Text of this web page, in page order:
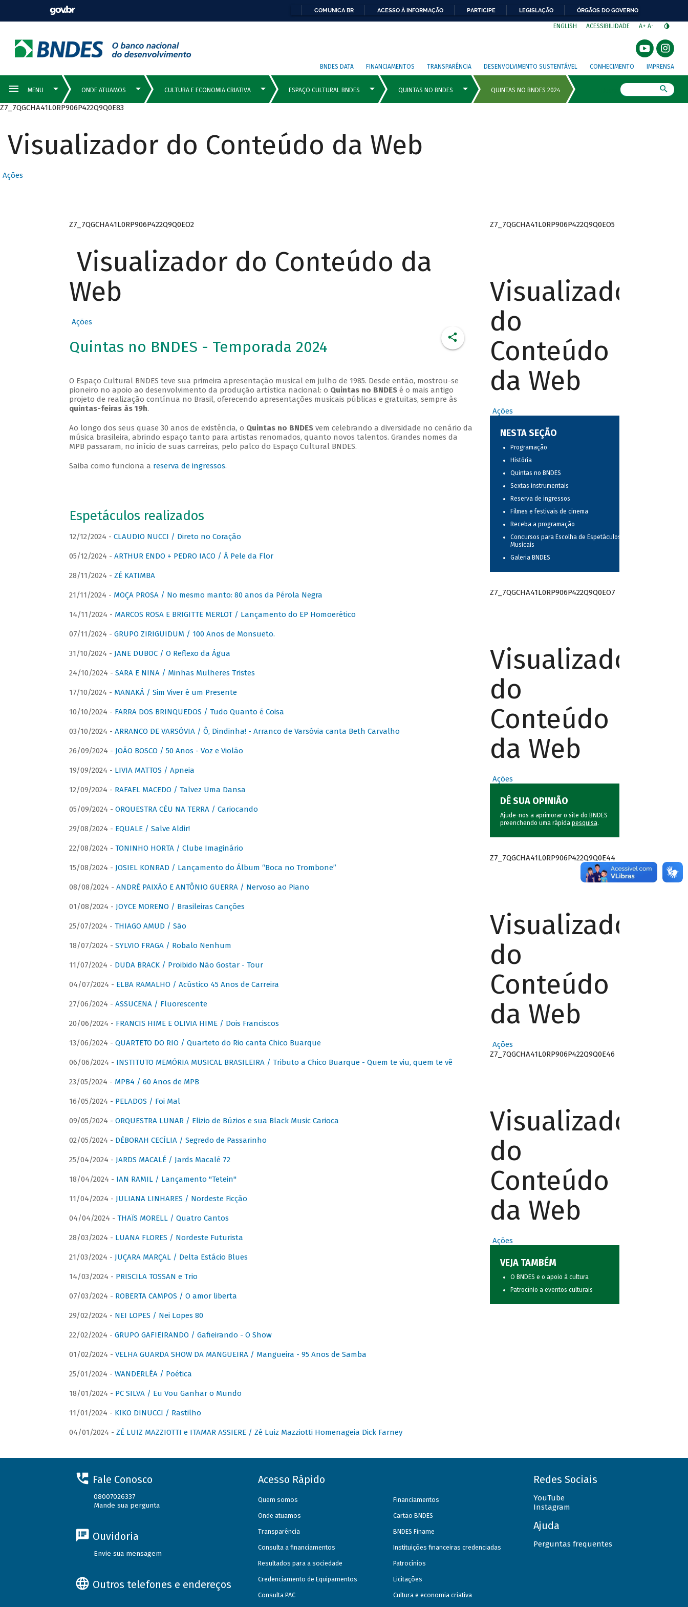
COMUNICA BR ACESSO À INFORMAÇÃO PARTICIPE LEGISLAÇÃO ÓRGÃOS DO GOVERNO
ENGLISH ACESSIBILIDADE A+ A-
BNDES DATA FINANCIAMENTOS TRANSPARÊNCIA DESENVOLVIMENTO SUSTENTÁVEL CONHECIMENTO IMPRENSA
Z7_7QGCHA41L0RP906P422Q9Q0E83
Visualizador do Conteúdo da Web
Ações
Z7_7QGCHA41L0RP906P422Q9Q0EO2
Visualizador do Conteúdo da
Web
Ações
Quintas no BNDES - Temporada 2024
O Espaço Cultural BNDES teve sua primeira apresentação musical em julho de 1985. Desde então, mostrou-se
pioneiro no apoio ao desenvolvimento da produção artística nacional: o Quintas no BNDESé o mais antigo
projeto de realização contínua no Brasil, oferecendo apresentações musicais públicas e gratuitas, sempre às
quintas-feiras às 19h.
Ao longo dos seus quase 30 anos de existência, o Quintas no BNDESvem celebrando a diversidade no cenário da
música brasileira, abrindo espaço tanto para artistas renomados, quanto novos talentos. Grandes nomes da
MPB passaram, no início de suas carreiras, pelo palco do Espaço Cultural BNDES.
Saiba como funciona a reserva de ingressos.
Espetáculos realizados
12/12/2024 - CLAUDIO NUCCI / Direto no Coração
05/12/2024 - ARTHUR ENDO + PEDRO IACO / À Pele da Flor
28/11/2024 - ZÉ KATIMBA
21/11/2024 - MOÇA PROSA / No mesmo manto: 80 anos da Pérola Negra
14/11/2024 - MARCOS ROSA E BRIGITTE MERLOT / Lançamento do EP Homoerético
07/11/2024 - GRUPO ZIRIGUIDUM / 100 Anos de Monsueto.
31/10/2024 - JANE DUBOC / O Reflexo da Água
24/10/2024 - SARA E NINA / Minhas Mulheres Tristes
17/10/2024 - MANAKÁ / Sim Viver é um Presente
10/10/2024 - FARRA DOS BRINQUEDOS / Tudo Quanto é Coisa
03/10/2024 - ARRANCO DE VARSÓVIA / Ô, Dindinha! - Arranco de Varsóvia canta Beth Carvalho
26/09/2024 - JOÃO BOSCO / 50 Anos - Voz e Violão
19/09/2024 - LIVIA MATTOS / Apneia
12/09/2024 - RAFAEL MACEDO / Talvez Uma Dansa
05/09/2024 - ORQUESTRA CÉU NA TERRA / Cariocando
29/08/2024 - EQUALE / Salve Aldir!
22/08/2024 - TONINHO HORTA / Clube Imaginário
15/08/2024 - JOSIEL KONRAD / Lançamento do Álbum “Boca no Trombone”
08/08/2024 - ANDRÉ PAIXÃO E ANTÔNIO GUERRA / Nervoso ao Piano
01/08/2024 - JOYCE MORENO / Brasileiras Canções
25/07/2024 - THIAGO AMUD / São
18/07/2024 - SYLVIO FRAGA / Robalo Nenhum
11/07/2024 - DUDA BRACK / Proibido Não Gostar - Tour
04/07/2024 - ELBA RAMALHO / Acústico 45 Anos de Carreira
27/06/2024 - ASSUCENA / Fluorescente
20/06/2024 - FRANCIS HIME E OLIVIA HIME / Dois Franciscos
13/06/2024 - QUARTETO DO RIO / Quarteto do Rio canta Chico Buarque
06/06/2024 - INSTITUTO MEMÓRIA MUSICAL BRASILEIRA / Tributo a Chico Buarque - Quem te viu, quem te vê
23/05/2024 - MPB4 / 60 Anos de MPB
16/05/2024 - PELADOS / Foi Mal
09/05/2024 - ORQUESTRA LUNAR / Elizio de Búzios e sua Black Music Carioca
02/05/2024 - DÉBORAH CECÍLIA / Segredo de Passarinho
25/04/2024 - JARDS MACALÉ / Jards Macalé 72
18/04/2024 - IAN RAMIL / Lançamento "Tetein"
11/04/2024 - JULIANA LINHARES / Nordeste Ficção
04/04/2024 - THAÏS MORELL / Quatro Cantos
28/03/2024 - LUANA FLORES / Nordeste Futurista
21/03/2024 - JUÇARA MARÇAL / Delta Estácio Blues
14/03/2024 - PRISCILA TOSSAN e Trio
07/03/2024 - ROBERTA CAMPOS / O amor liberta
29/02/2024 - NEI LOPES / Nei Lopes 80
22/02/2024 - GRUPO GAFIEIRANDO / Gafieirando - O Show
01/02/2024 - VELHA GUARDA SHOW DA MANGUEIRA / Mangueira - 95 Anos de Samba
25/01/2024 - WANDERLÉA / Poética
18/01/2024 - PC SILVA / Eu Vou Ganhar o Mundo
11/01/2024 - KIKO DINUCCI / Rastilho
04/01/2024 - ZÉ LUIZ MAZZIOTTI e ITAMAR ASSIERE / Zé Luiz Mazziotti Homenageia Dick Farney
Z7_7QGCHA41L0RP906P422Q9Q0EO5
Visualizador
do
Conteúdo
da Web
Ações
NESTA SEÇÃO
Programação
História
Quintas no BNDES
Sextas instrumentais
Reserva de ingressos
Filmes e festivais de cinema
Receba a programação
Concursos para Escolha de Espetáculos
Musicais
Galeria BNDES
Z7_7QGCHA41L0RP906P422Q9Q0EO7
Visualizador
do
Conteúdo
da Web
Ações
DÊ SUA OPINIÃO
Ajude-nos a aprimorar o site do BNDES
preenchendo uma rápida pesquisa.
Z7_7QGCHA41L0RP906P422Q9Q0E44
Visualizador
do
Conteúdo
da Web
Ações
Z7_7QGCHA41L0RP906P422Q9Q0E46
Visualizador
do
Conteúdo
da Web
Ações
VEJA TAMBÉM
O BNDES e o apoio à cultura
Patrocínio a eventos culturais
Fale Conosco
08007026337
Mande sua pergunta
Ouvidoria
Envie sua mensagem
Outros telefones e endereços
Acesso Rápido
Quem somos
Onde atuamos
Transparência
Consulta a financiamentos
Resultados para a sociedade
Credenciamento de Equipamentos
Consulta PAC
Financiamentos
Cartão BNDES
BNDES Finame
Instituições financeiras credenciadas
Patrocínios
Licitações
Cultura e economia criativa
Redes Sociais
YouTube
Instagram
Ajuda
Perguntas frequentes